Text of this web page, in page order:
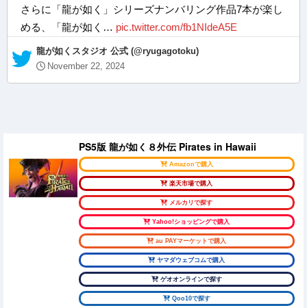
さらに「龍が如く」シリーズナンバリング作品7本が楽し
める、「龍が如く… pic.twitter.com/fb1NIdeA5E
— 龍が如くスタジオ 公式 (@ryugagotoku)
November 22, 2024
PS5版 龍が如く８外伝 Pirates in Hawaii
Amazonで購入
楽天市場で購入
メルカリで探す
Yahoo!ショッピングで購入
au PAYマーケットで購入
ヤマダウェブコムで購入
ゲオオンラインで探す
Qoo10で探す